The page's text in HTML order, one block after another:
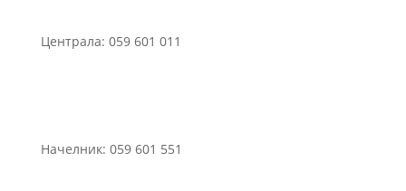
Централа: 059 601 011
Начелник: 059 601 551